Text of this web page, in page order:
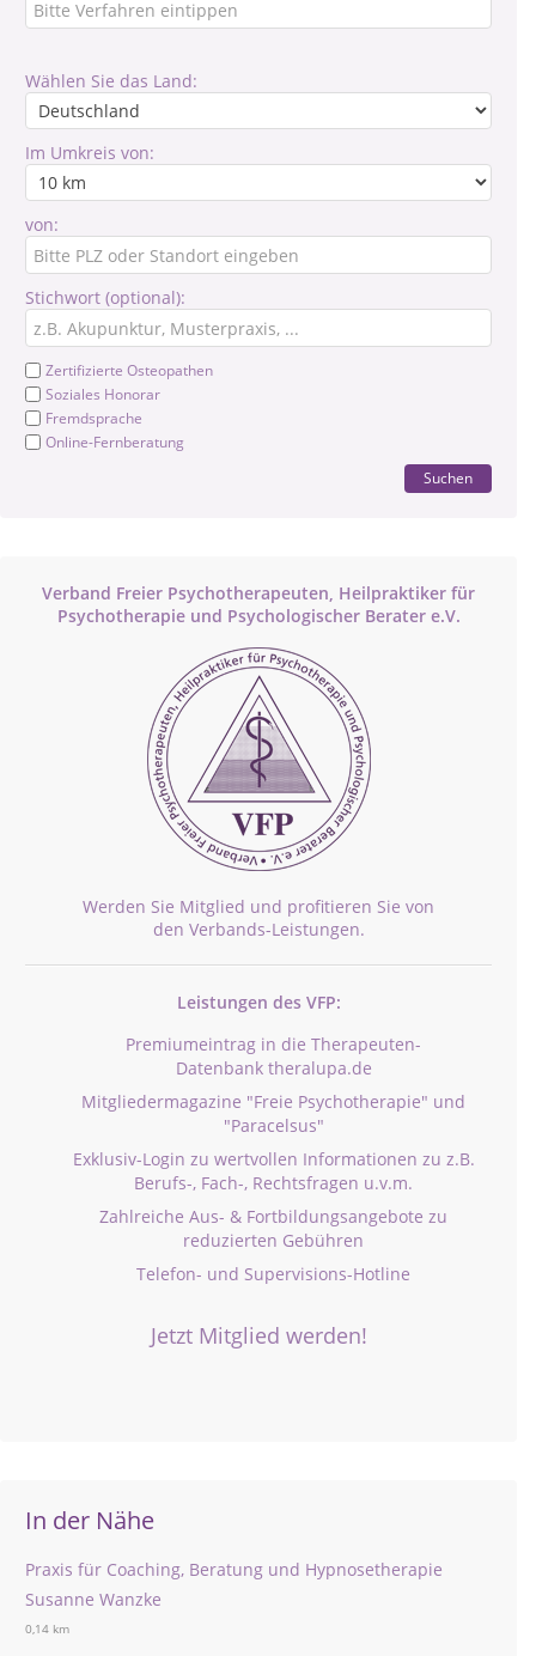
Wählen Sie das Land:
Im Umkreis von:
von:
Stichwort (optional):
Zertifizierte Osteopathen
Soziales Honorar
Fremdsprache
Online-Fernberatung
Suchen
Verband Freier Psychotherapeuten, Heilpraktiker für
Psychotherapie und Psychologischer Berater e.V.
Werden Sie Mitglied und profitieren Sie von
den Verbands-Leistungen.
Leistungen des VFP:
Premiumeintrag in die Therapeuten-
Datenbank theralupa.de
Mitgliedermagazine "Freie Psychotherapie" und
"Paracelsus"
Exklusiv-Login zu wertvollen Informationen zu z.B.
Berufs-, Fach-, Rechtsfragen u.v.m.
Zahlreiche Aus- & Fortbildungsangebote zu
reduzierten Gebühren
Telefon- und Supervisions-Hotline
Jetzt Mitglied werden!
In der Nähe
Praxis für Coaching, Beratung und Hypnosetherapie
Susanne Wanzke
0,14 km